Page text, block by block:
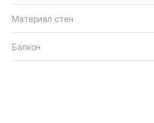
Материал стен
Балкон